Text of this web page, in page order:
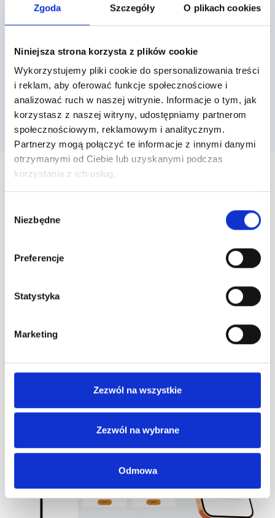
Zgoda Szczegóły O plikach cookies
Niniejsza strona korzysta z plików cookie
Wykorzystujemy pliki cookie do spersonalizowania treści
i reklam, aby oferować funkcje społecznościowe i
analizować ruch w naszej witrynie. Informacje o tym, jak
korzystasz z naszej witryny, udostępniamy partnerom
społecznościowym, reklamowym i analitycznym.
Partnerzy mogą połączyć te informacje z innymi danymi
otrzymanymi od Ciebie lub uzyskanymi podczas
korzystania z ich usług.
zgody
Niezbędne
Preferencje
Statystyka
Marketing
Zezwól na wszystkie
Zezwól na wybrane
Odmowa
wdrożyć. Skontaktuj się z nami, aby omówić szczegóły.
Skontaktuj się
lojalnościowe naszych